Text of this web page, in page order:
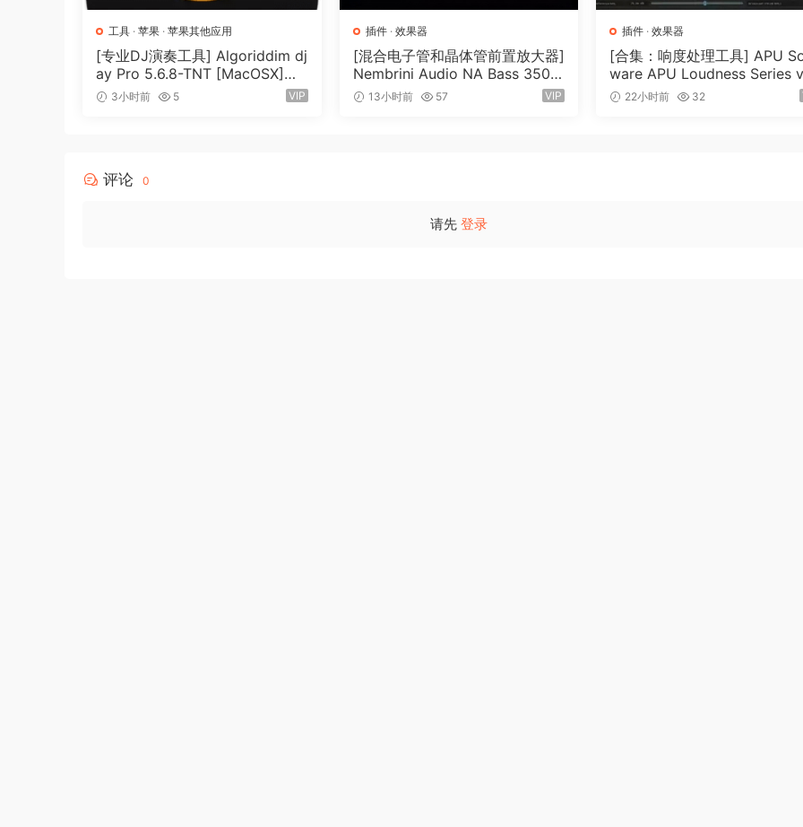
工具 · 苹果 · 苹果其他应用
[专业DJ演奏工具] Algoriddim dj
ay Pro 5.6.8-TNT [MacOSX]
（290MB）
3小时前 5 VIP
插件· 效果器
[混合电子管和晶体管前置放大器]
Nembrini Audio NA Bass 3500
v1.0.0 Incl Keygen-R2R [WiN]
13小时前 57 VIP
插件 ·效果器
[合集：响度处理工具] APU
ware APU Loudness Series
7.0 Incl Keygen-R2R [WiN]
22小时前 32
评论 0
请先 登录